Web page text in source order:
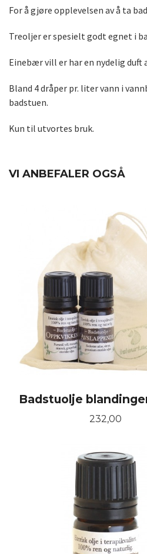
For å gjøre opplevelsen av å ta
Treoljer er spesielt godt egnet i
Einebær vill er har en nydelig duft
Bland 4 dråper pr. liter vann i
badstuen.
Kun til utvortes bruk.
VI ANBEFALER OGSÅ
Badstuolje
Pris
232,00